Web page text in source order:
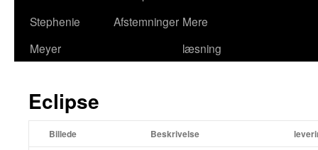
Stephenie
Meyer
Afstemninger Mere
læsning
Eclipse
Billede Beskrivelse